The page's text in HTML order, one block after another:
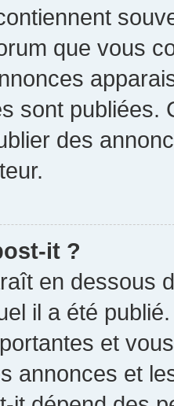
que vous
sont publiées.
des
it ?
en dessous
il a été
et
annonces et